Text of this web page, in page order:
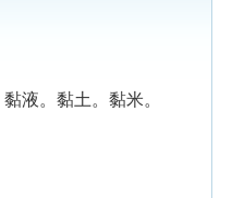
液。黏土。黏米。